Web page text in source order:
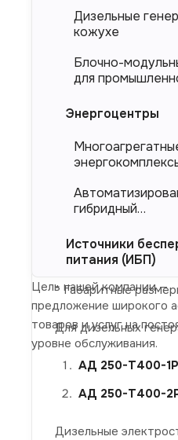
Торговая марка
Номинальное
Номинальная
Максимальная
Усредненные
в кожухе без
Наименование
АД250-Т400-РП
* Габаритные
Для дизельных
АД 250-Т400-
АД 250-Т400-
Дизельные
Дизельные
кожухе
Блочно-
для
оборудования
Энергоцентры
гибридный
Источники
питания (ИБП)
Цель нашей компании —
предложение широкого
товаров и услуг на
уровне обслуживания.